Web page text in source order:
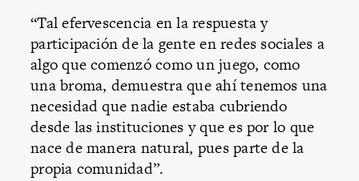
“Tal efervescencia en la respuesta y
participación de la gente en redes sociales a
algo que comenzó como un juego, como
una broma, demuestra que ahí tenemos una
necesidad que nadie estaba cubriendo
desde las instituciones y que es por lo que
nace de manera natural, pues parte de la
propia comunidad”.